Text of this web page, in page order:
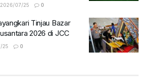
2026/07/25 0
Tinjau Bazar
2026 di JCC
25 0